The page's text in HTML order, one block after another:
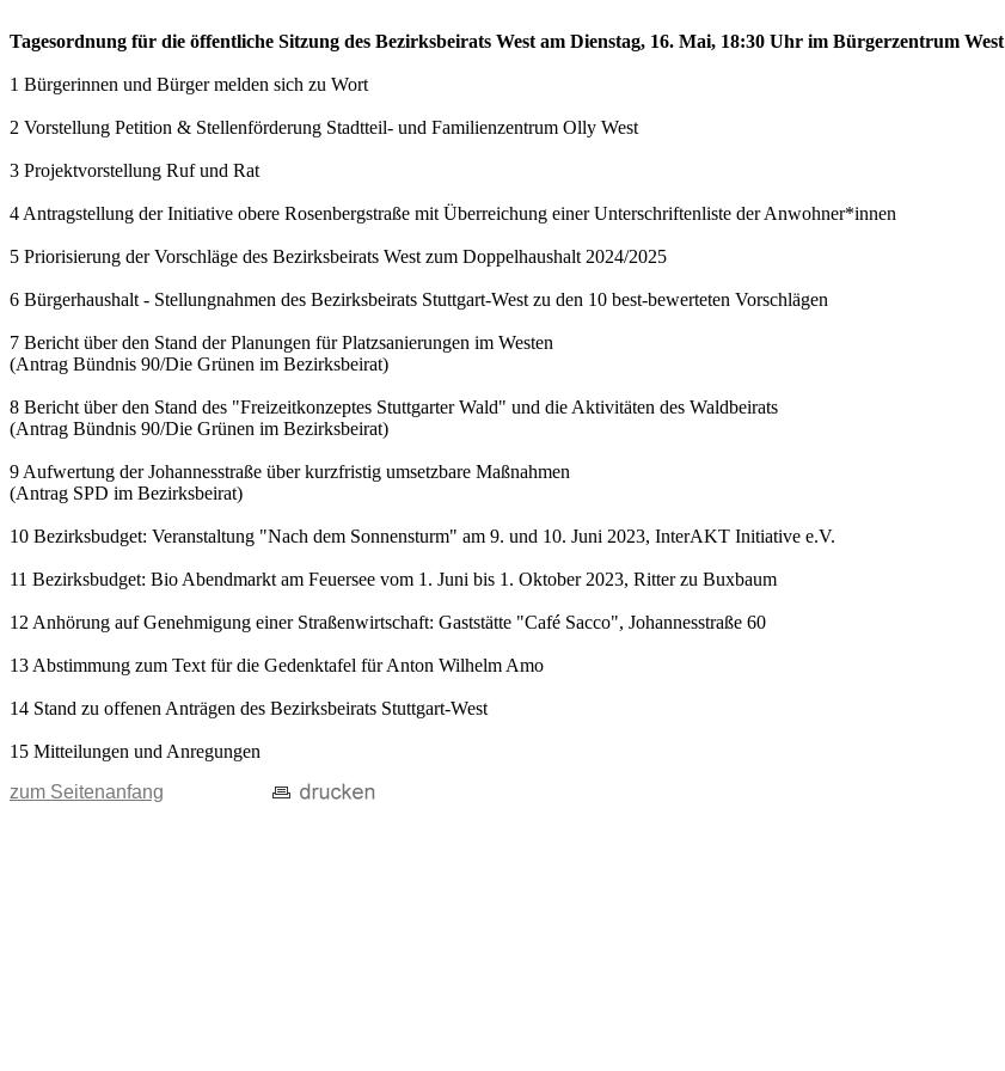
Tagesordnung für die öffentliche Sitzung des Bezirksbeirats West am Dienstag, 16. Mai, 18:30 Uhr im Bürgerzentrum West
1 Bürgerinnen und Bürger melden sich zu Wort
2 Vorstellung Petition & Stellenförderung Stadtteil- und Familienzentrum Olly West
3 Projektvorstellung Ruf und Rat
4 Antragstellung der Initiative obere Rosenbergstraße mit Überreichung einer Unterschriftenliste der Anwohner*innen
5 Priorisierung der Vorschläge des Bezirksbeirats West zum Doppelhaushalt 2024/2025
6 Bürgerhaushalt - Stellungnahmen des Bezirksbeirats Stuttgart-West zu den 10 best-bewerteten Vorschlägen
7 Bericht über den Stand der Planungen für Platzsanierungen im Westen
(Antrag Bündnis 90/Die Grünen im Bezirksbeirat)
8 Bericht über den Stand des "Freizeitkonzeptes Stuttgarter Wald" und die Aktivitäten des Waldbeirats
(Antrag Bündnis 90/Die Grünen im Bezirksbeirat)
9 Aufwertung der Johannesstraße über kurzfristig umsetzbare Maßnahmen
(Antrag SPD im Bezirksbeirat)
10 Bezirksbudget: Veranstaltung "Nach dem Sonnensturm" am 9. und 10. Juni 2023, InterAKT Initiative e.V.
11 Bezirksbudget: Bio Abendmarkt am Feuersee vom 1. Juni bis 1. Oktober 2023, Ritter zu Buxbaum
12 Anhörung auf Genehmigung einer Straßenwirtschaft: Gaststätte "Café Sacco", Johannesstraße 60
13 Abstimmung zum Text für die Gedenktafel für Anton Wilhelm Amo
14 Stand zu offenen Anträgen des Bezirksbeirats Stuttgart-West
15 Mitteilungen und Anregungen
zum Seitenanfang